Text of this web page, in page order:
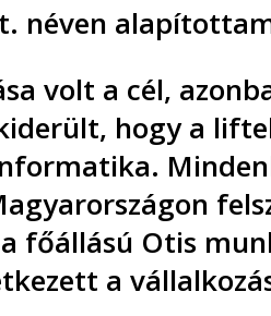
néven
volt a cél,
hogy a
főállású Otis
a